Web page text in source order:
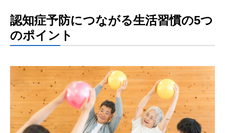
認知症予防につながる生活習慣の5つ
のポイント